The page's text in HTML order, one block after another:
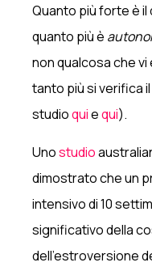
Quanto più forte è
quanto più è
non qualcosa che
tanto più si verifica
studioquiequi).
Unostudio
dimostrato che un
intensivo di 10
significativo della
dell'estroversione